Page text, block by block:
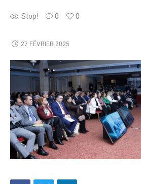
Stop! 0 0
27 FÉVRIER 2025